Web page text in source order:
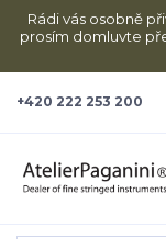
Rádi vás osobně
prosím domluvte
+420 222 253 200